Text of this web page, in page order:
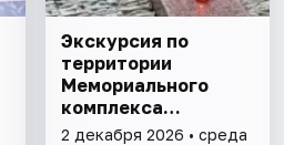
Экскурсия по
территории
Мемориального
комплекса
"Медное"
2 декабря 2026 • среда